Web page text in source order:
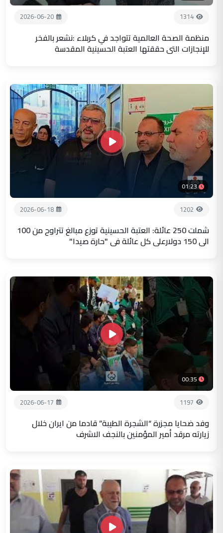
1314
2026-06-20
منظمة الصحة العالمية تتواجد في كربلاء :نشعر بالفخر
للإنجازات التي حققتها العتبة الحسينية المقدسة
01:23
1202
2026-06-18
شملت 250 عائلة: العتبة الحسينية توزع مبالغ تتراوح من 100
الى 150 دولارعلى كل عائلة في "حارة صيدا"
00:35
1197
2026-06-17
وفد ضحايا مجزرة “الشجرة الطيبة” قادما من ايران خلال
زيارته مرقد أمير المؤمنين بالنجف الاشرف